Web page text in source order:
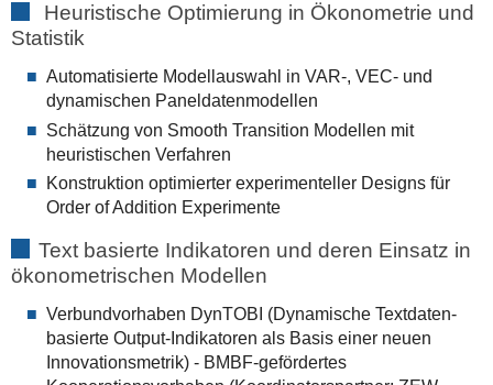
Heuristische Optimierung in Ökonometrie und
Statistik
Automatisierte Modellauswahl in VAR-, VEC- und
dynamischen Paneldatenmodellen
Schätzung von Smooth Transition Modellen mit
heuristischen Verfahren
Konstruktion optimierter experimenteller Designs für
Order of Addition Experimente
Text basierte Indikatoren und deren Einsatz in
ökonometrischen Modellen
Verbundvorhaben DynTOBI (Dynamische Textdaten-
basierte Output-Indikatoren als Basis einer neuen
Innovationsmetrik) - BMBF-gefördertes